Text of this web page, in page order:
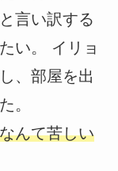
言い訳する
い。 イリョ
、部屋を出
。
んて苦しい